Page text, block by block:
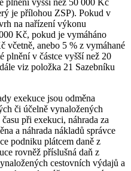
plnění vyšší než 50 000 Kč
je přílohou ZSP). Pokud v
na nařízení výkonu
Kč, pokud je vymáháno
včetně, anebo 5 % z vymáhané
plnění v částce vyšší než 20
viz položka 21 Sazebníku
exekuce jsou odměna
či účelně vynaložených
při exekuci, náhrada za
a náhrada nákladů správce
podniku plátcem daně z
rovněž příslušná daň z
cestovních výdajů a